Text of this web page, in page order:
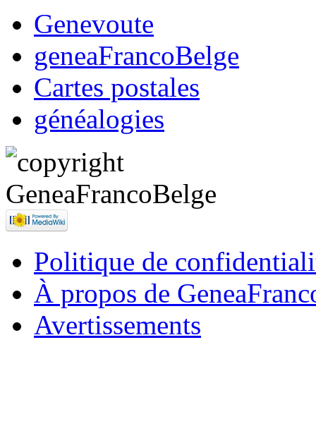
Genevoute
geneaFrancoBelge
Cartes postales
généalogies
Politique de
À propos de
Avertissements